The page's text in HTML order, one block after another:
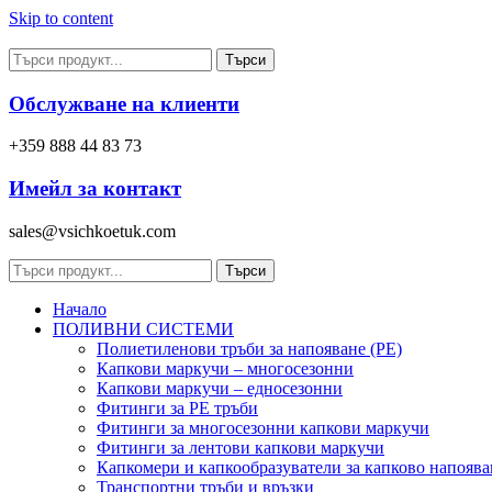
Skip to content
Търси
Обслужване на клиенти
+359 888 44 83 73
Имейл за контакт
sales@vsichkoetuk.com
Търси
Начало
ПОЛИВНИ СИСТЕМИ
Полиетиленови тръби за напояване (PE)
Капкови маркучи – многосезонни
Капкови маркучи – едносезонни
Фитинги за PE тръби
Фитинги за многосезонни капкови маркучи
Фитинги за лентови капкови маркучи
Капкомери и капкообразуватели за капково
Транспортни тръби и връзки